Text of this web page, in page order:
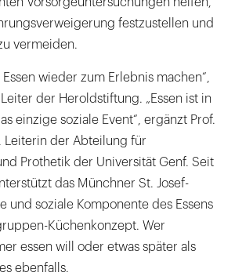
festzustellen und
vermeiden.
wieder zum Erlebnis machen“,
der Heroldstiftung. „Essen ist in
einzige soziale Event“, ergänzt Prof.
Leiterin der Abteilung für
Prothetik der Universität Genf. Seit
das Münchner St. Josef-
und soziale Komponente des Essens
Küchenkonzept. Wer
essen will oder etwas später als
ebenfalls.